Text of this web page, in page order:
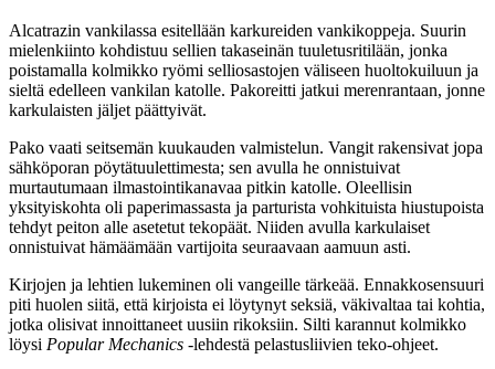
Alcatrazin vankilassa esitellään karkureiden vankikoppeja. Suurin
mielenkiinto kohdistuu sellien takaseinän tuuletusritilään, jonka
poistamalla kolmikko ryömi selliosastojen väliseen huoltokuiluun ja
sieltä edelleen vankilan katolle. Pakoreitti jatkui merenrantaan, jonne
karkulaisten jäljet päättyivät.
Pako vaati seitsemän kuukauden valmistelun. Vangit rakensivat jopa
sähköporan pöytätuulettimesta; sen avulla he onnistuivat
murtautumaan ilmastointikanavaa pitkin katolle. Oleellisin
yksityiskohta oli paperimassasta ja parturista vohkituista hiustupoista
tehdyt peiton alle asetetut tekopäät. Niiden avulla karkulaiset
onnistuivat hämäämään vartijoita seuraavaan aamuun asti.
Kirjojen ja lehtien lukeminen oli vangeille tärkeää. Ennakkosensuuri
piti huolen siitä, että kirjoista ei löytynyt seksiä, väkivaltaa tai kohtia,
jotka olisivat innoittaneet uusiin rikoksiin. Silti karannut kolmikko
löysi Popular Mechanics -lehdestä pelastusliivien teko-ohjeet.